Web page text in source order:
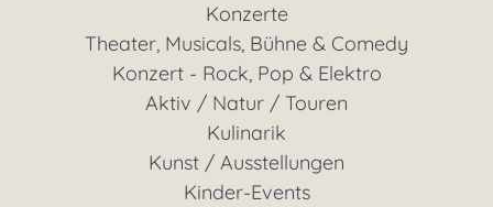
Konzerte
Theater, Musicals, Bühne & Comedy
Konzert - Rock, Pop & Elektro
Aktiv / Natur / Touren
Kulinarik
Kunst / Ausstellungen
Kinder-Events